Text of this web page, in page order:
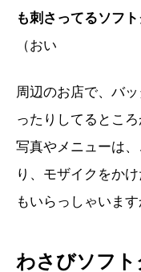
も刺さってるソフ
（おい
周辺のお店で、バ
ったりしてるとこ
写真やメニューは
り、モザイクをか
もいらっしゃいま
わさびソフ